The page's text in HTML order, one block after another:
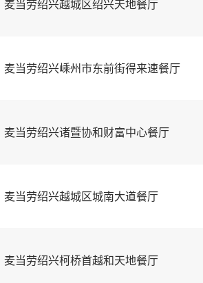
麦当劳绍兴越城区绍兴天地餐厅
麦当劳绍兴嵊州市东前街得来速餐厅
麦当劳绍兴诸暨协和财富中心餐厅
麦当劳绍兴越城区城南大道餐厅
麦当劳绍兴柯桥首越和天地餐厅